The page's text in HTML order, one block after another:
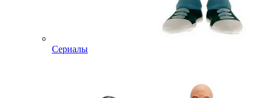
Сериалы